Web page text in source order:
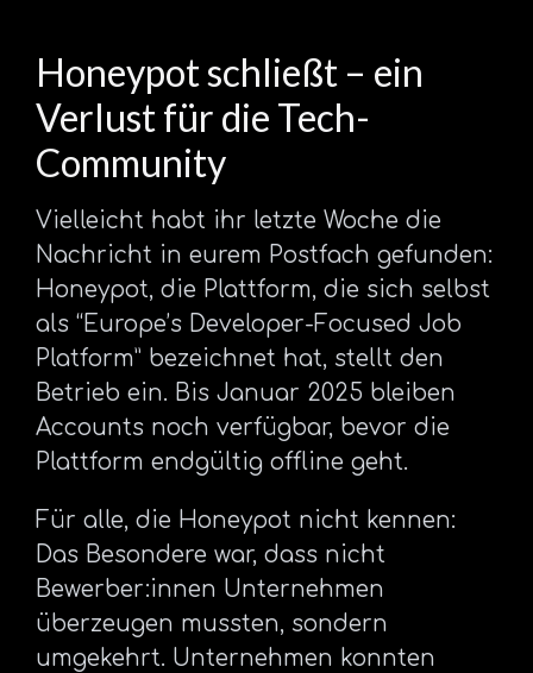
Honeypot schließt – ein
Verlust für die Tech-
Community
Vielleicht habt ihr letzte Woche die
Nachricht in eurem Postfach gefunden:
Honeypot, die Plattform, die sich selbst
als “Europe’s Developer-Focused Job
Platform” bezeichnet hat, stellt den
Betrieb ein. Bis Januar 2025 bleiben
Accounts noch verfügbar, bevor die
Plattform endgültig offline geht.
Für alle, die Honeypot nicht kennen:
Das Besondere war, dass nicht
Bewerber:innen Unternehmen
überzeugen mussten, sondern
umgekehrt. Unternehmen konnten